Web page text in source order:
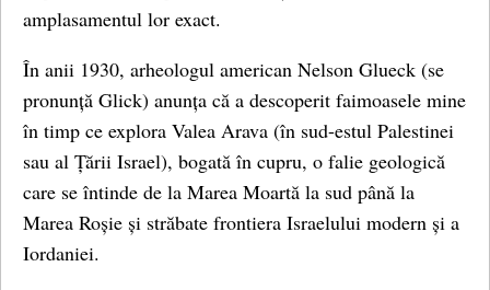
amplasamentul lor exact.
În anii 1930, arheologul american Nelson Glueck (se
pronunță Glick) anunța că a descoperit faimoasele mine
în timp ce explora Valea Arava (în sud-estul Palestinei
sau al Țării Israel), bogată în cupru, o falie geologică
care se întinde de la Marea Moartă la sud până la
Marea Roșie și străbate frontiera Israelului modern și a
Iordaniei.